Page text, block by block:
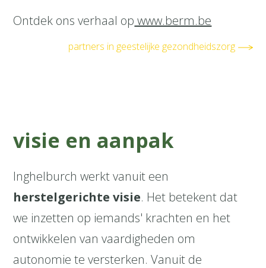
Ontdek ons verhaal op www.berm.be
partners in geestelijke gezondheidszorg
visie en aanpak
Inghelburch werkt vanuit een
herstelgerichte visie. Het betekent dat
we inzetten op iemands' krachten en het
ontwikkelen van vaardigheden om
autonomie te versterken. Vanuit de